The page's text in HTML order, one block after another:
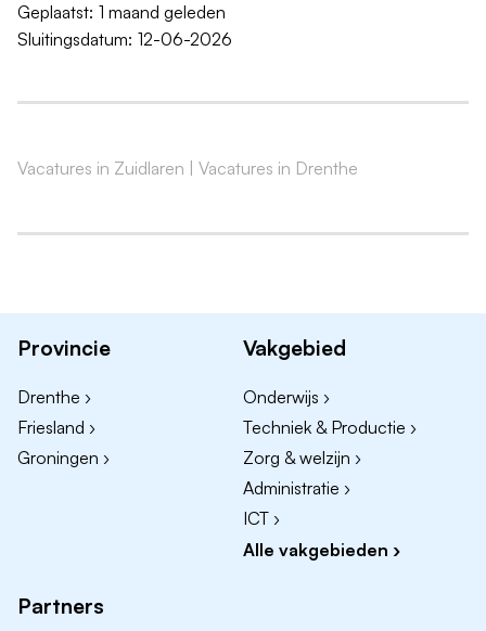
Geplaatst: 1 maand geleden
Sluitingsdatum: 12-06-2026
Vacatures in Zuidlaren Vacatures in Drenthe
Provincie
Drenthe ›
Friesland ›
Groningen ›
Vakgebied
Onderwijs ›
Techniek & Productie ›
Zorg & welzijn ›
Administratie ›
ICT ›
Alle vakgebieden ›
Partners